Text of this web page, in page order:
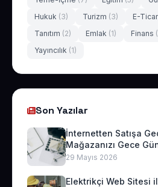
Hukuk (3) Turizm (3) E-
Tanıtım (2) Emlak (1) Finans
Yayıncılık (1)
Son Yazılar
İnternetten Satışa
Mağazanızı Gece
29 Mayıs 2026
Elektrikçi Web Sitesi